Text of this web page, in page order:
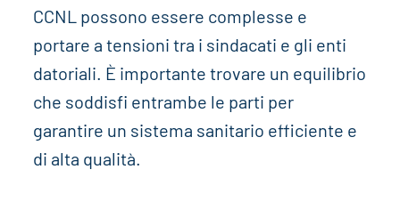
CCNL possono essere complesse e
portare a tensioni tra i sindacati e gli enti
datoriali. È importante trovare un equilibrio
che soddisfi entrambe le parti per
garantire un sistema sanitario efficiente e
di alta qualità.